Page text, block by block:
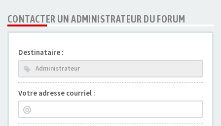
CONTACTER UN ADMINISTRATEUR DU FORUM
Destinataire :
Votre adresse courriel :